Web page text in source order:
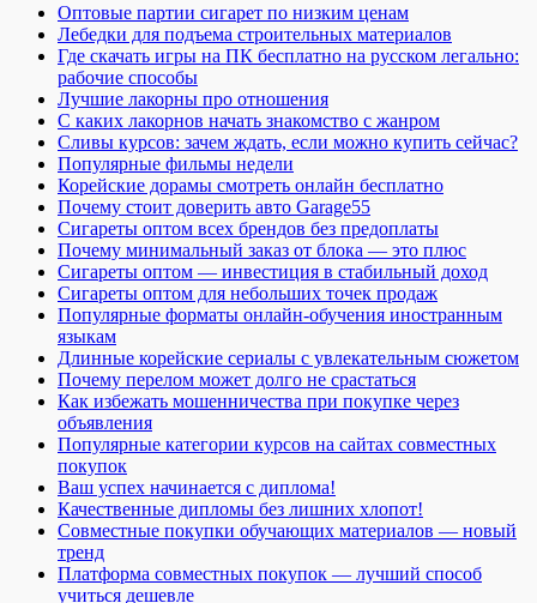
Оптовые партии сигарет по низким ценам
Лебедки для подъема строительных материалов
Где скачать игры на ПК бесплатно на русском легально:
рабочие способы
Лучшие лакорны про отношения
С каких лакорнов начать знакомство с жанром
Сливы курсов: зачем ждать, если можно купить сейчас?
Популярные фильмы недели
Корейские дорамы смотреть онлайн бесплатно
Почему стоит доверить авто Garage55
Сигареты оптом всех брендов без предоплаты
Почему минимальный заказ от блока — это плюс
Сигареты оптом — инвестиция в стабильный доход
Сигареты оптом для небольших точек продаж
Популярные форматы онлайн-обучения иностранным
языкам
Длинные корейские сериалы с увлекательным сюжетом
Почему перелом может долго не срастаться
Как избежать мошенничества при покупке через
объявления
Популярные категории курсов на сайтах совместных
покупок
Ваш успех начинается с диплома!
Качественные дипломы без лишних хлопот!
Совместные покупки обучающих материалов — новый
тренд
Платформа совместных покупок — лучший способ
учиться дешевле